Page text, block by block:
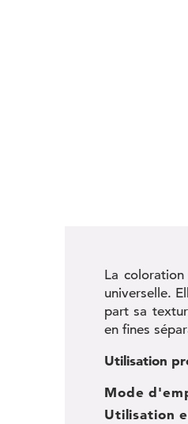
La
universelle.
part sa
en fines
Utilisation
Mode
Utilisation